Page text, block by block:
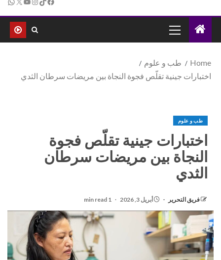
Home
طب و علوم
اختبارات جينية تقلّص فجوة النجاة بين مريضات سرطان الثدي
طب و علوم
اختبارات جينية تقلّص فجوة
النجاة بين مريضات سرطان
الثدي
فريق التحرير أبريل 3, 2026 1 min read